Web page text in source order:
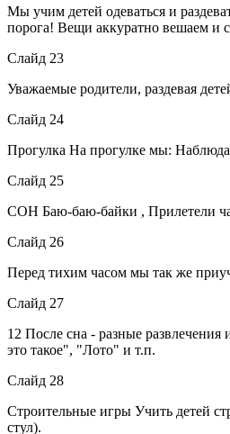
Мы учим детей одеваться и
порога! Вещи аккуратно вешаем и
Слайд 23
Уважаемые родители, раздевая
Слайд 24
Прогулка На прогулке мы:
Слайд 25
СОН Баю-баю-байки , Прилетели
Слайд 26
Перед тихим часом мы так же
Слайд 27
12 После сна - разные
это такое", "Лото" и т.п.
Слайд 28
Строительные игры Учить детей
стул).